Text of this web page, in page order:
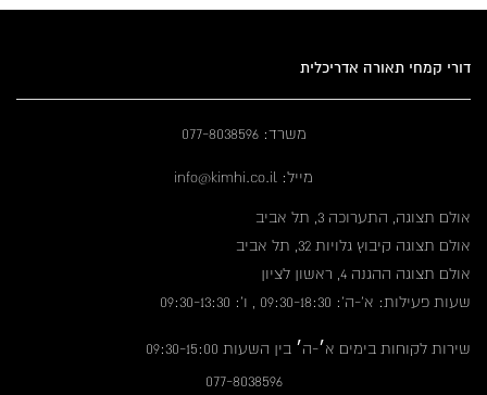
דורי קמחי תאורה אדריכלית
משרד: 077-8038596
מייל: info@kimhi.co.il
אולם תצוגה, התערוכה 3, תל אביב
אולם תצוגה קיבוץ גלויות 32, תל אביב
אולם תצוגה ההגנה 4, ראשון לציון
שעות פעילות: א'-ה': 09:30-18:30 , ו': 09:30-13:30
שירות לקוחות בימים א׳-ה׳ בין השעות 09:30-15:00
077-8038596